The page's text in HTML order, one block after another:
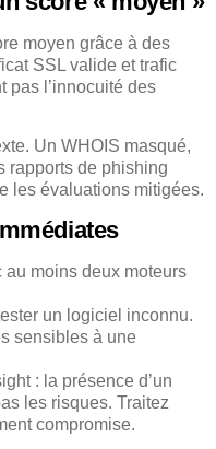
moyen grâce à des
SSL valide et trafic
pas l’innocuité des
Un WHOIS masqué,
rapports de phishing
les évaluations mitigées.
moins deux moteurs
un logiciel inconnu.
sensibles à une
: la présence d’un
les risques. Traitez
compromise.